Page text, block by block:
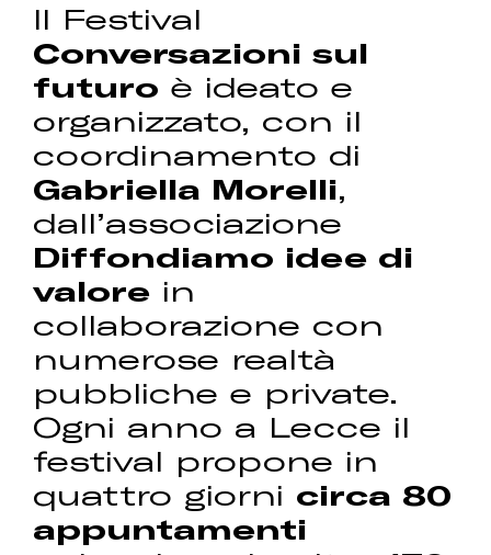
Il Festival
Conversazioni sul
futuro è ideato e
organizzato, con il
coordinamento di
Gabriella Morelli,
dall’associazione
Diffondiamo idee di
valore in
collaborazione con
numerose realtà
pubbliche e private.
Ogni anno a Lecce il
festival propone in
quattro giorni circa 80
appuntamenti